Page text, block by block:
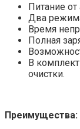
Питание от
Два
Время
Полная
В комплект
очистки.
Преимущества: